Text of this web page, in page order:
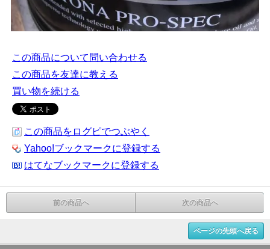
この商品について問い合わせる
この商品を友達に教える
買い物を続ける
この商品をログピでつぶやく
Yahoo!ブックマークに登録する
はてなブックマークに登録する
前の商品へ 次の商品へ
ページの先頭へ戻る